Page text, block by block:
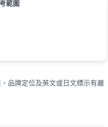
範圍
品牌定位及英文或日文標示有嚴